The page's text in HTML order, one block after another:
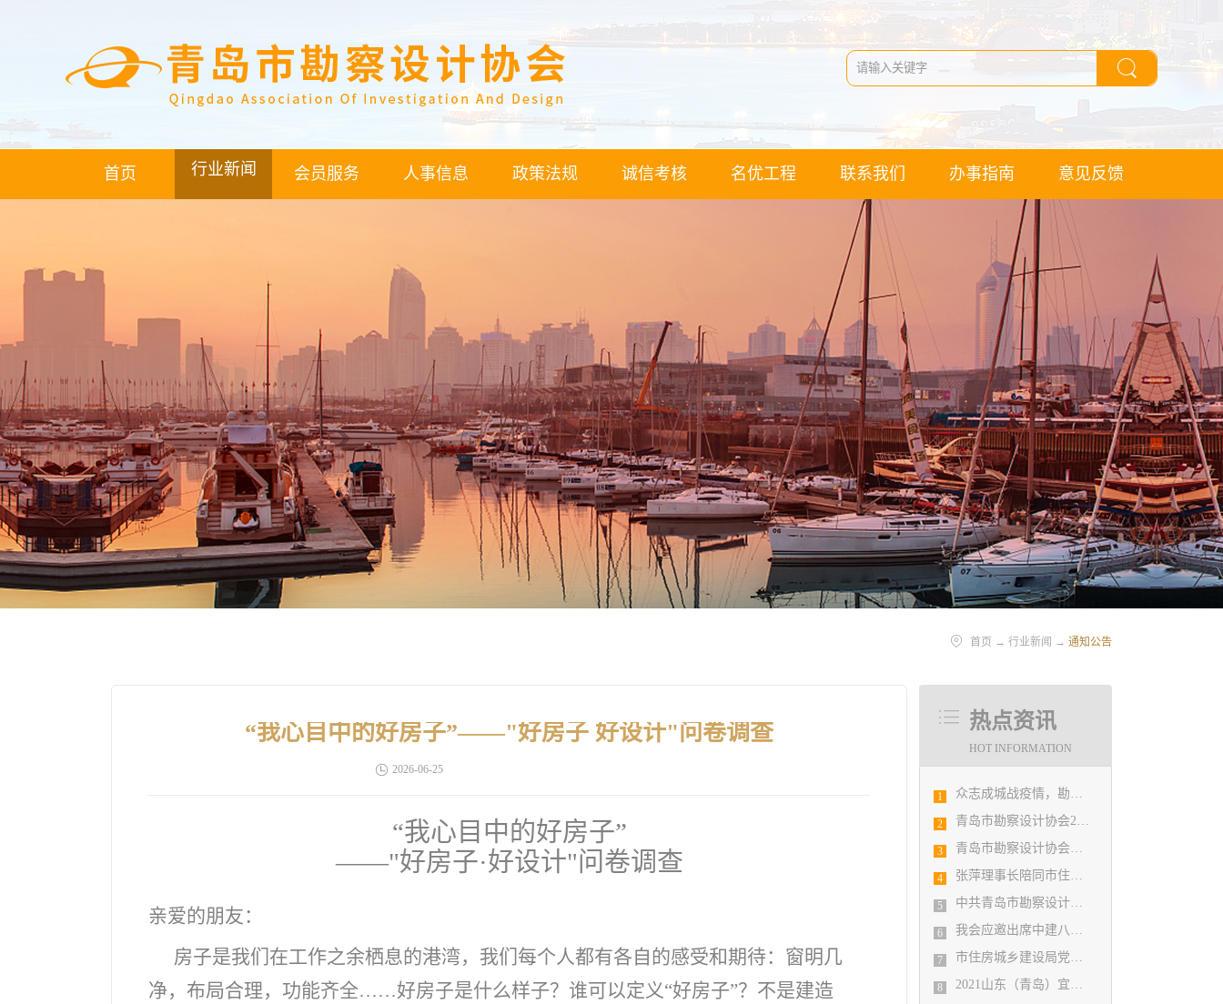
首页 行业新闻 会员服务 人事信息 政策法规 诚信考核 名优工程 联系我们 办事指南 意见反馈
首页 → 行业新闻 → 通知公告
热点资讯
HOT INFORMATION
1 众志成城战疫情，勘察设计行业在行动
2 青岛市勘察设计协会2020年度第一次理事会顺利召开
3 青岛市勘察设计协会陪同市住房和城乡建设局刘波副局长走访调研会员单位
4 张萍理事长陪同市住房和城乡建设局赴陇南开展东西部扶贫协作工作
5 中共青岛市勘察设计协会党支部日前召开民主生活会
6 我会应邀出席中建八局四公司设计管理研究院揭牌仪式
7 市住房城乡建设局党组书记、局长陈勇调研市勘察设计协会及所属审图机构
8 2021山东（青岛）宜居博览会盛大开幕
“我心目中的好房子”——"好房子 好设计"问卷调查
2026-06-25
“我心目中的好房子”
——"好房子·好设计"问卷调查
亲爱的朋友：
房子是我们在工作之余栖息的港湾，我们每个人都有各自的感受和期待：窗明几
净，布局合理，功能齐全……好房子是什么样子？谁可以定义“好房子”？不是建造